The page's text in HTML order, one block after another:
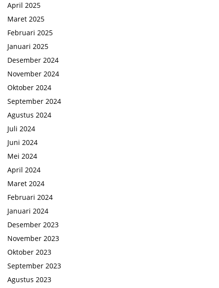
April 2025
Maret 2025
Februari 2025
Januari 2025
Desember 2024
November 2024
Oktober 2024
September 2024
Agustus 2024
Juli 2024
Juni 2024
Mei 2024
April 2024
Maret 2024
Februari 2024
Januari 2024
Desember 2023
November 2023
Oktober 2023
September 2023
Agustus 2023